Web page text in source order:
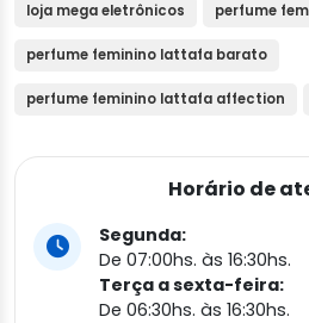
loja mega eletrônicos perfume
perfume feminino lattafa barato
perfume feminino lattafa affection
Horário de
Segunda:
De 07:00hs. às 16:30hs.
Terça a sexta-feira:
De 06:30hs. às 16:30hs.